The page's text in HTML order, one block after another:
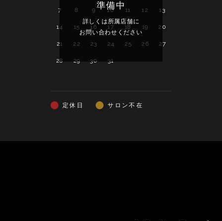
7 8 9 10 11 12 13
14 15 16 17 18 19 20
21 22 23 24 25 26 27
28 29 30 31
準備中
詳しくは所属店舗に
お問い合わせください
定休日 サロン不在